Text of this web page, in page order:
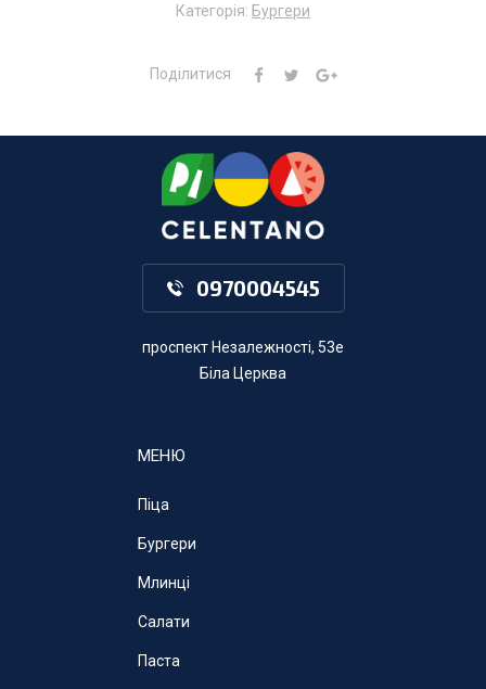
Категорія: Бургери
Поділитися
0970004545
проспект Незалежності, 53е
Біла Церква
МЕНЮ
Піца
Бургери
Млинці
Салати
Паста